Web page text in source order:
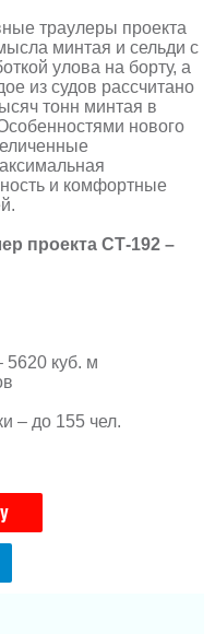
траулеры проекта
минтая и сельди с
улова на борту, а
из судов рассчитано
тонн минтая в
нового
и комфортные
проекта СТ-192 –
5620 куб. м
– до 155 чел.